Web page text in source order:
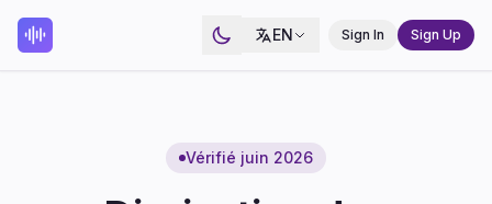
EN Sign In Sign Up
Vérifié juin 2026